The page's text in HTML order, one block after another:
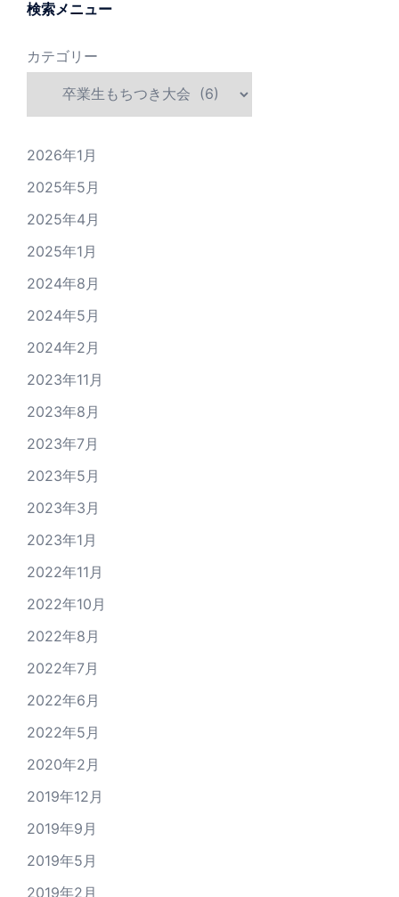
検索メニュー
カテゴリー
2026年1月
2025年5月
2025年4月
2025年1月
2024年8月
2024年5月
2024年2月
2023年11月
2023年8月
2023年7月
2023年5月
2023年3月
2023年1月
2022年11月
2022年10月
2022年8月
2022年7月
2022年6月
2022年5月
2020年2月
2019年12月
2019年9月
2019年5月
2019年2月